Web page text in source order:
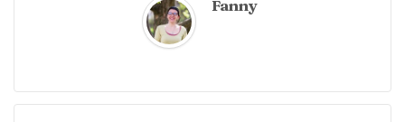
Fanny